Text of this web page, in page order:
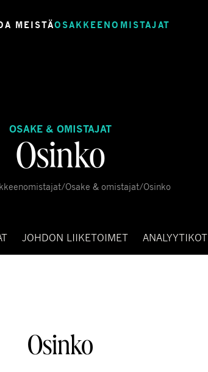
MEISTÄOSAKKEENOMISTAJAT
OSAKE & OMISTAJAT
Osinko
/Osake & omistajat/Osinko
JOHDON LIIKETOIMET ANALYYTIKOT
Osinko